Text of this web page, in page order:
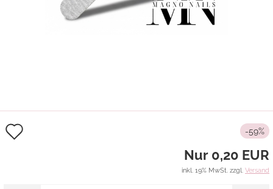
-59%
Nur 0,20 EUR
inkl. 19% MwSt. zzgl. Versand